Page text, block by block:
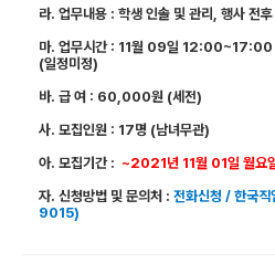
라. 업무내용 : 학생 인솔 및 관리 , 행사 전후
마. 업무시간 : 11월 09일
(일정미정)
바. 급 여 : 60,000원 (세전)
사. 모집인원 : 17명 (남녀무관)
아. 모집기간 : ~2021년 11월 01일 월요
자. 신청방법 및 문의처 : 전화신청 / 한국직
9015)